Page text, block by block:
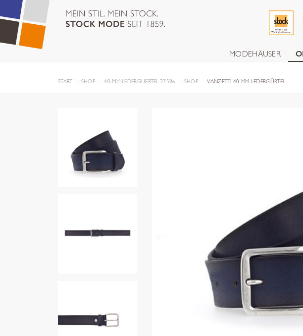
MODEHÄUSER
START SHOP 40-MM-LEDERGUERTEL-27596 SHOP VANZETTI 40 MM LEDERGÜRTEL